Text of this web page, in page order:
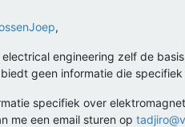
,
engineering zelf de
geen informatie die
specifiek over
me een email sturen op